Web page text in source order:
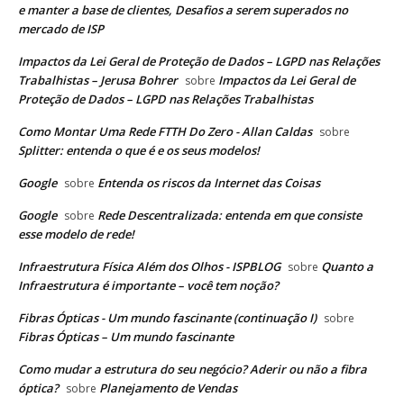
e manter a base de clientes, Desafios a serem superados no
mercado de ISP
Impactos da Lei Geral de Proteção de Dados – LGPD nas Relações
Trabalhistas – Jerusa Bohrer sobre Impactos da Lei Geral de
Proteção de Dados – LGPD nas Relações Trabalhistas
Como Montar Uma Rede FTTH Do Zero - Allan Caldas sobre
Splitter: entenda o que é e os seus modelos!
Google sobre Entenda os riscos da Internet das Coisas
Google sobre Rede Descentralizada: entenda em que consiste
esse modelo de rede!
Infraestrutura Física Além dos Olhos - ISPBLOG sobre Quanto a
Infraestrutura é importante – você tem noção?
Fibras Ópticas - Um mundo fascinante (continuação I) sobre
Fibras Ópticas – Um mundo fascinante
Como mudar a estrutura do seu negócio? Aderir ou não a fibra
óptica? sobre Planejamento de Vendas